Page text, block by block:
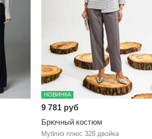
НОВИНКА
9 781 руб
Брючный костюм
Мублиз плюс 328 двойка